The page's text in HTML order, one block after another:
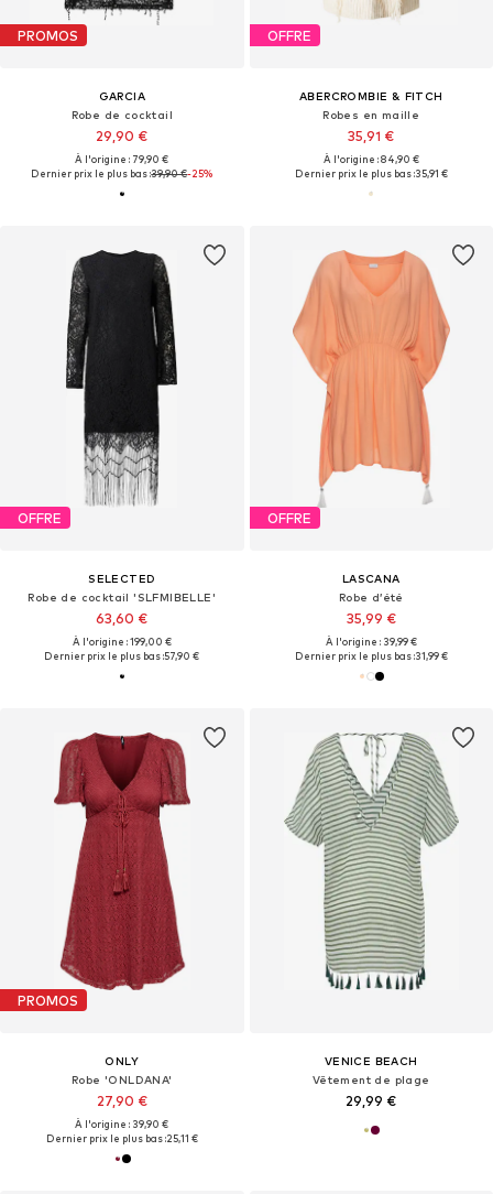
PROMOS
GARCIA
Robe de cocktail
29,90 €
À l'origine : 79,90 €
Dernier prix le plus bas :39,90 €-25%
OFFRE
ABERCROMBIE & FITCH
Robes en maille
35,91 €
À l'origine : 84,90 €
Dernier prix le plus bas :35,91 €
OFFRE
SELECTED
Robe de cocktail 'SLFMIBELLE'
63,60 €
À l'origine : 199,00 €
Dernier prix le plus bas :57,90 €
OFFRE
LASCANA
Robe d’été
35,99 €
À l'origine : 39,99 €
Dernier prix le plus bas :31,99 €
PROMOS
ONLY
Robe 'ONLDANA'
27,90 €
À l'origine : 39,90 €
Dernier prix le plus bas :25,11 €
VENICE BEACH
Vêtement de plage
29,99 €